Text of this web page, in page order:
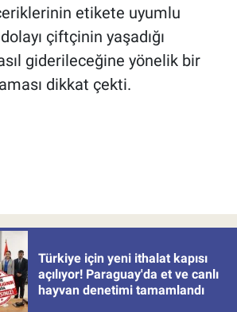
etikete uyumlu
çiftçinin yaşadığı
giderileceğine yönelik bir
dikkat çekti.
Türkiye için yeni ithalat kapısı
açılıyor! Paraguay'da et ve canlı
hayvan denetimi tamamlandı